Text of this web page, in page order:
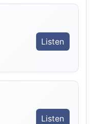
Listen
Listen